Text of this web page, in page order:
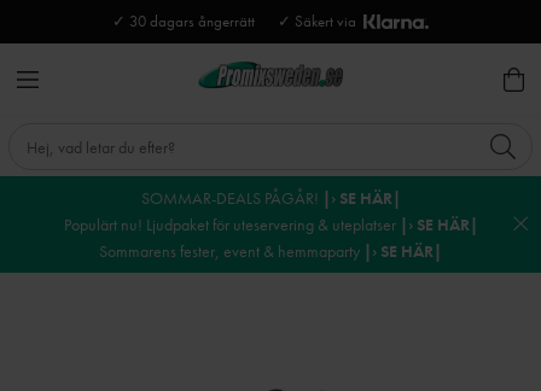
✓ 30 dagars ångerrätt ✓ Säkert via
SOMMAR-DEALS PÅGÅR! |› SE HÄR|
Populärt nu! Ljudpaket för uteservering & uteplatser |› SE HÄR|
Sommarens fester, event & hemmaparty |› SE HÄR|